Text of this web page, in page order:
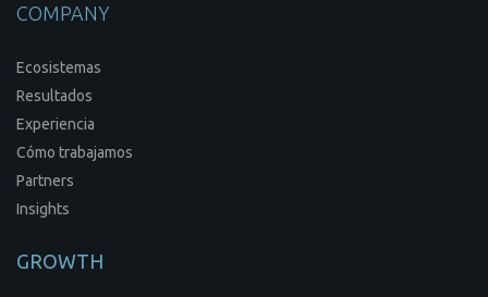
COMPANY
Ecosistemas
Resultados
Experiencia
Cómo trabajamos
Partners
Insights
GROWTH